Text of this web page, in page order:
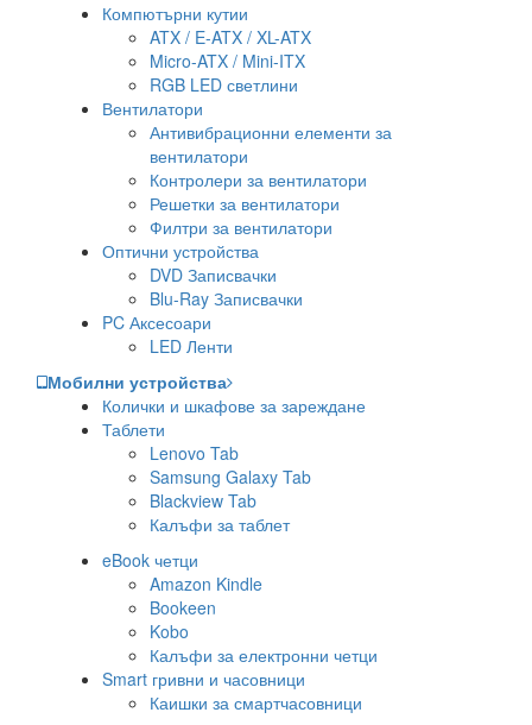
Компютърни кутии
ATX / E-ATX / XL-ATX
Micro-ATX / Mini-ITX
RGB LED светлини
Вентилатори
Антивибрационни елементи за
вентилатори
Контролери за вентилатори
Решетки за вентилатори
Филтри за вентилатори
Оптични устройства
DVD Записвачки
Blu-Ray Записвачки
PC Аксесоари
LED Ленти
Мобилни устройства
Колички и шкафове за зареждане
Таблети
Lenovo Tab
Samsung Galaxy Tab
Blackview Tab
Калъфи за таблет
eBook четци
Amazon Kindle
Bookeen
Kobo
Калъфи за електронни четци
Smart гривни и часовници
Каишки за смартчасовници